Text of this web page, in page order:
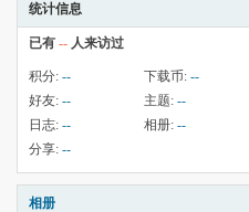
统计信息
已有 -- 人来访过
积分: -- 下载币: --
好友: -- 主题: --
日志: -- 相册: --
分享: --
相册